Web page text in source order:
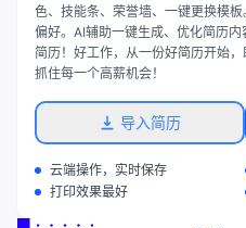
色、技能条、荣誉墙、一键更换模
偏好。AI辅助一键生成、优化简历
简历！好工作，从一份好简历开始，
抓住每一个高薪机会！
导入简历
云端操作，实时保存
打印效果最好